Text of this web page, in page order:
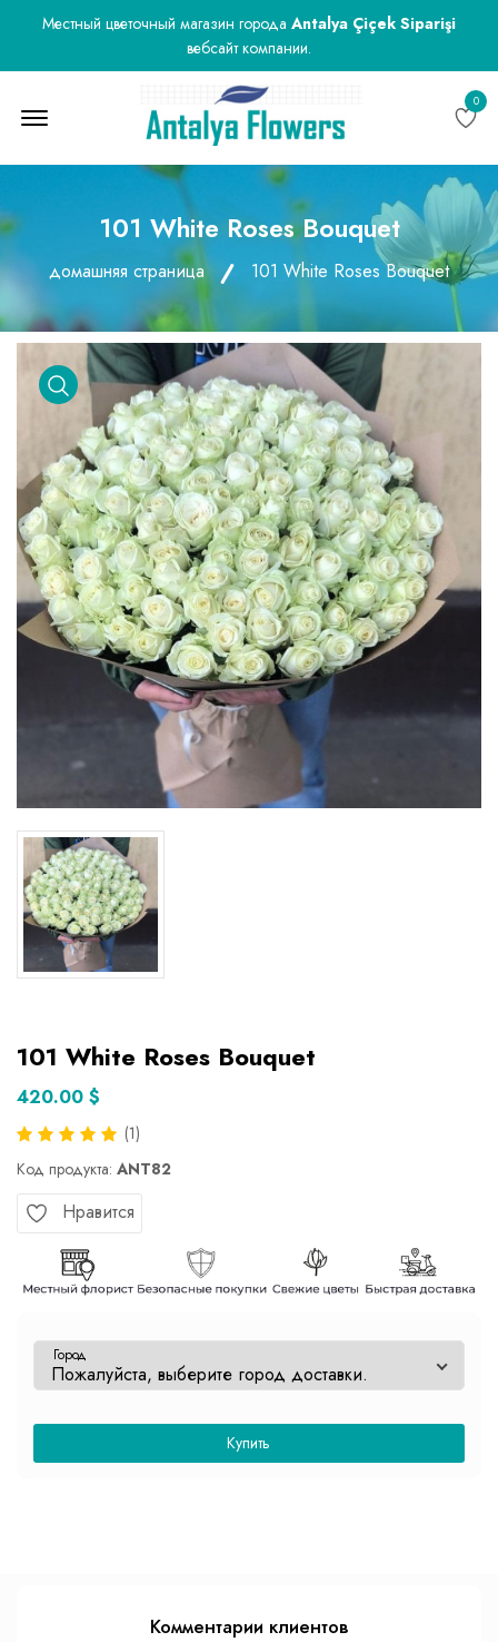
Местный цветочный магазин города Antalya Çiçek Siparişi
вебсайт компании.
0
101 White Roses Bouquet
домашняя страница 101 White Roses Bouquet
101 White Roses Bouquet
420.00 $
(1)
Код продукта: ANT82
Нравится
Город
Купить
Комментарии клиентов